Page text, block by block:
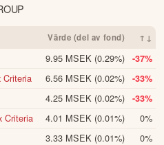
med hjälp av AI och kan
eller personlig
fullständiga kvartalsrapport
Värde (del av fond) ↑↓
9.95 MSEK (0.29%) -37%
Criteria 6.56 MSEK (0.02%) -33%
4.25 MSEK (0.02%) -33%
Criteria 4.01 MSEK (0.01%)
0%
3.33 MSEK (0.01%)
0%